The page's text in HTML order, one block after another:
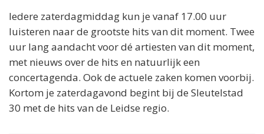
Iedere zaterdagmiddag kun je vanaf 17.00 uur
luisteren naar de grootste hits van dit moment. Twee
uur lang aandacht voor dé artiesten van dit moment,
met nieuws over de hits en natuurlijk een
concertagenda. Ook de actuele zaken komen voorbij.
Kortom je zaterdagavond begint bij de Sleutelstad
30 met de hits van de Leidse regio.